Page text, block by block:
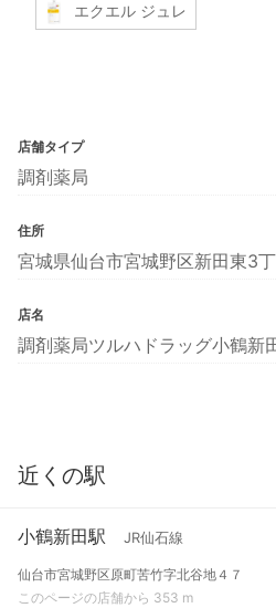
エクエル ジュレ
店舗タイプ
調剤薬局
住所
宮城県仙台市宮城野区新田東3
店名
調剤薬局ツルハドラッグ小鶴新
近くの駅
小鶴新田駅 JR仙石線
仙台市宮城野区原町苦竹字北谷地４７
このページの店舗から 353 m